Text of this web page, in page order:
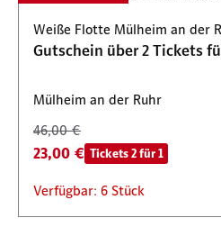
Weiße Flotte Mülheim an der
Gutschein über 2 Tickets
Mülheim an der Ruhr
46,00 €
23,00 € Tickets 2 für 1
Verfügbar: 6 Stück